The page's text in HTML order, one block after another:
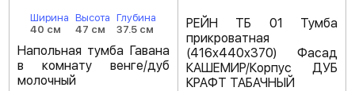
Ширина
40 см
Высота
47 см
Глубина
37.5 см
Напольная тумба Гавана
в комнату венге/дуб
молочный
РЕЙН ТБ 01 Тумба
прикроватная
(416х440х370) Фасад
КАШЕМИР/Корпус ДУБ
КРАФТ ТАБАЧНЫЙ